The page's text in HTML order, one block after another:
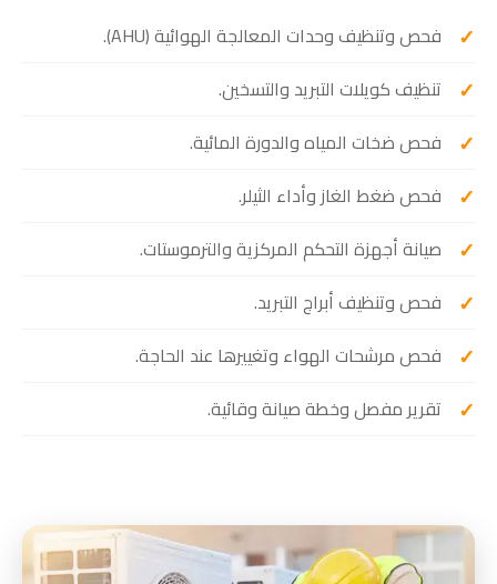
فحص وتنظيف وحدات المعالجة الهوائية (AHU).
تنظيف كويلات التبريد والتسخين.
فحص ضخات المياه والدورة المائية.
فحص ضغط الغاز وأداء الثيلر.
صيانة أجهزة التحكم المركزية والترموستات.
فحص وتنظيف أبراج التبريد.
فحص مرشحات الهواء وتغييرها عند الحاجة.
تقرير مفصل وخطة صيانة وقائية.